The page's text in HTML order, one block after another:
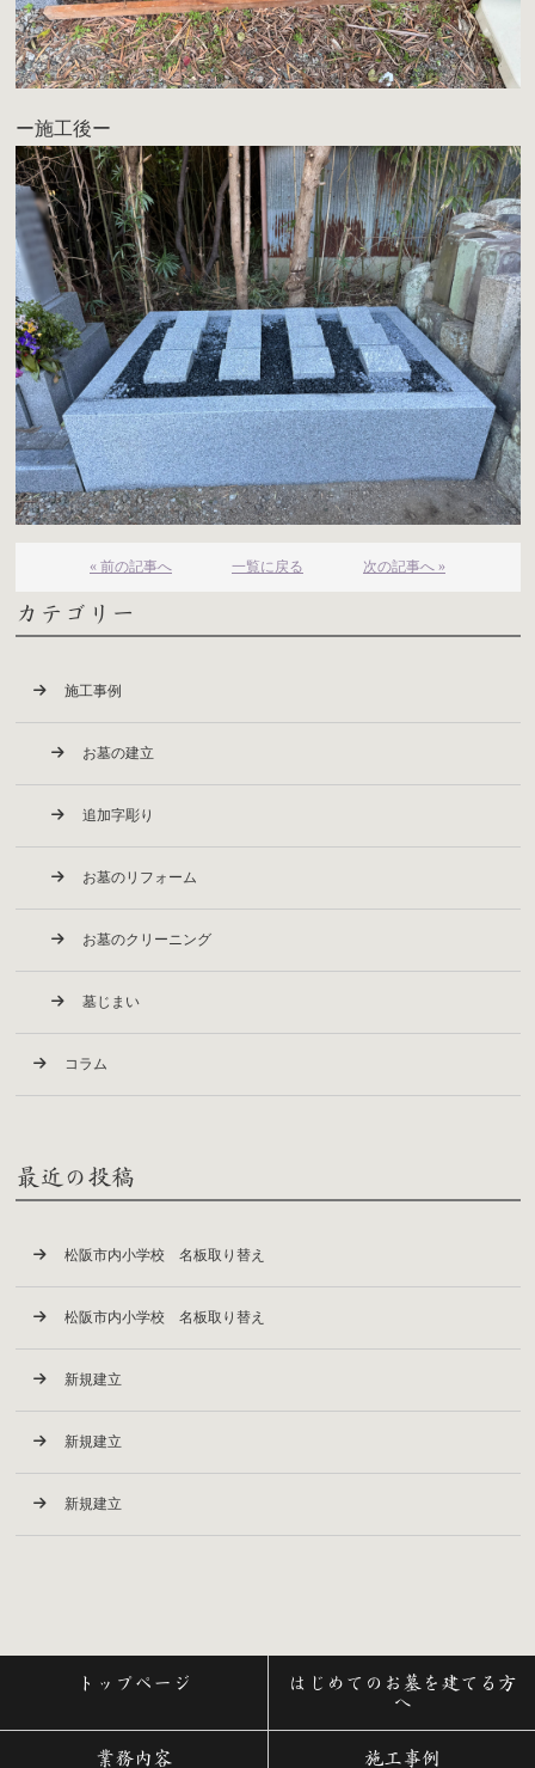
ー施工後ー
« 前の記事へ 一覧に戻る 次の記事へ »
カテゴリー
施工事例
お墓の建立
追加字彫り
お墓のリフォーム
お墓のクリーニング
墓じまい
コラム
最近の投稿
松阪市内小学校 名板取り替え
松阪市内小学校 名板取り替え
新規建立
新規建立
新規建立
トップページ
はじめてのお墓を建てる方
へ
業務内容 施工事例